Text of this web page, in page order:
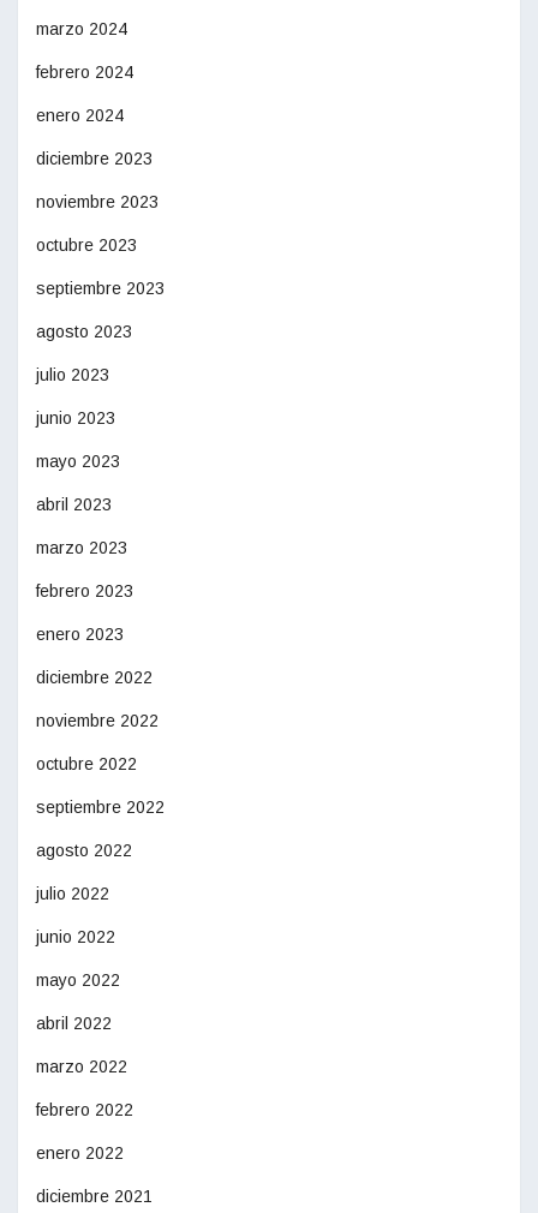
marzo 2024
febrero 2024
enero 2024
diciembre 2023
noviembre 2023
octubre 2023
septiembre 2023
agosto 2023
julio 2023
junio 2023
mayo 2023
abril 2023
marzo 2023
febrero 2023
enero 2023
diciembre 2022
noviembre 2022
octubre 2022
septiembre 2022
agosto 2022
julio 2022
junio 2022
mayo 2022
abril 2022
marzo 2022
febrero 2022
enero 2022
diciembre 2021